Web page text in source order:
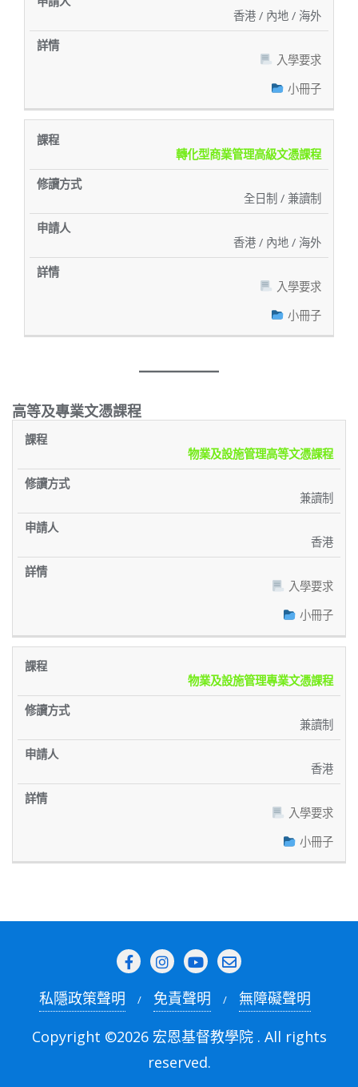
香港 / 內地 / 海外
入學要求
小冊子
轉化型商業管理高級文憑課程
全日制 / 兼讀制
香港 / 內地 / 海外
入學要求
小冊子
高等及專業文憑課程
程
方
式
情
物業及設施管理高等文憑課程
兼讀制
香港
入學要求
小冊子
物業及設施管理專業文憑課程
兼讀制
香港
入學要求
小冊子
私隱政策聲明 免責聲明
無障礙聲明
Copyright ©2026 宏恩基督教學院 . All rights
reserved.